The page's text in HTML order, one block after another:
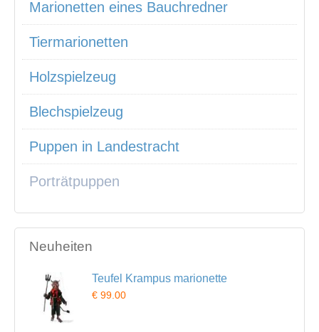
Marionetten eines Bauchredner
Tiermarionetten
Holzspielzeug
Blechspielzeug
Puppen in Landestracht
Porträtpuppen
Neuheiten
Teufel Krampus marionette
€ 99.00